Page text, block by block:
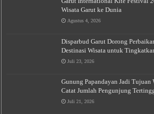
Wisata Garut ke Dunia
Agustus 4, 2026
Disparbud Garut Dorong
Destinasi Wisata untuk
Juli 23, 2026
Gunung Papandayan Jadi Tujuan
Catat Jumlah Pengunjung
Juli 21, 2026